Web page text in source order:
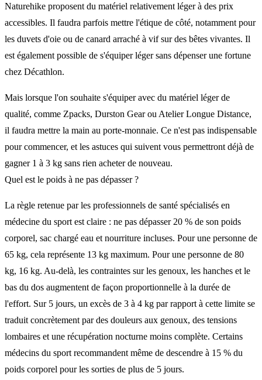
Naturehike proposent du matériel relativement léger à des prix
accessibles. Il faudra parfois mettre l'étique de côté, notamment pour
les duvets d'oie ou de canard arraché à vif sur des bêtes vivantes. Il
est également possible de s'équiper léger sans dépenser une fortune
chez Décathlon.
Mais lorsque l'on souhaite s'équiper avec du matériel léger de
qualité, comme Zpacks, Durston Gear ou Atelier Longue Distance,
il faudra mettre la main au porte-monnaie. Ce n'est pas indispensable
pour commencer, et les astuces qui suivent vous permettront déjà de
gagner 1 à 3 kg sans rien acheter de nouveau.
Quel est le poids à ne pas dépasser ?
La règle retenue par les professionnels de santé spécialisés en
médecine du sport est claire : ne pas dépasser 20 % de son poids
corporel, sac chargé eau et nourriture incluses. Pour une personne de
65 kg, cela représente 13 kg maximum. Pour une personne de 80
kg, 16 kg. Au-delà, les contraintes sur les genoux, les hanches et le
bas du dos augmentent de façon proportionnelle à la durée de
l'effort. Sur 5 jours, un excès de 3 à 4 kg par rapport à cette limite se
traduit concrètement par des douleurs aux genoux, des tensions
lombaires et une récupération nocturne moins complète. Certains
médecins du sport recommandent même de descendre à 15 % du
poids corporel pour les sorties de plus de 5 jours.